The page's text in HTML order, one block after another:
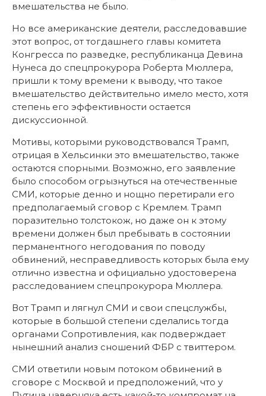
вмешательства не было.
Но все американские деятели, расследовавшие
этот вопрос, от тогдашнего главы комитета
Конгресса по разведке, республиканца Девина
Нунеса до спецпрокурора Роберта Мюллера,
пришли к тому времени к выводу, что такое
вмешательство действительно имело место, хотя
степень его эффективности остается
дискуссионной.
Мотивы, которыми руководствовался Трамп,
отрицая в Хельсинки это вмешательство, также
остаются спорными. Возможно, его заявление
было способом огрызнуться на отечественные
СМИ, которые денно и нощно перетирали его
предполагаемый сговор с Кремлем. Трамп
поразительно толстокож, но даже он к этому
времени должен был пребывать в состоянии
перманентного негодования по поводу
обвинений, несправедливость которых была ему
отлично известна и официально удостоверена
расследованием спецпрокурора Мюллера.
Вот Трамп и лягнул СМИ и свои спецслужбы,
которые в большой степени сделались тогда
органами Сопротивления, как подверждает
нынешний анализ сношений ФБР с твиттером.
СМИ ответили новым потоком обвинений в
сговоре с Москвой и предположений, что у